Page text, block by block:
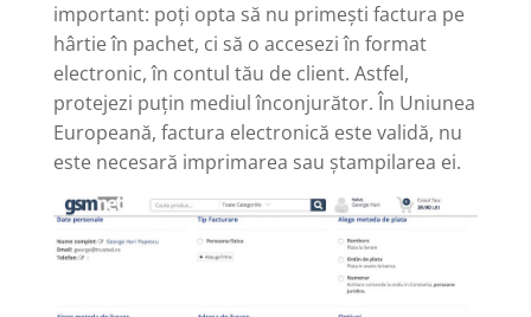
important: poți opta să nu primești factura pe
hârtie în pachet, ci să o accesezi în format
electronic, în contul tău de client. Astfel,
protejezi puțin mediul înconjurător. În Uniunea
Europeană, factura electronică este validă, nu
este necesară imprimarea sau ștampilarea ei.